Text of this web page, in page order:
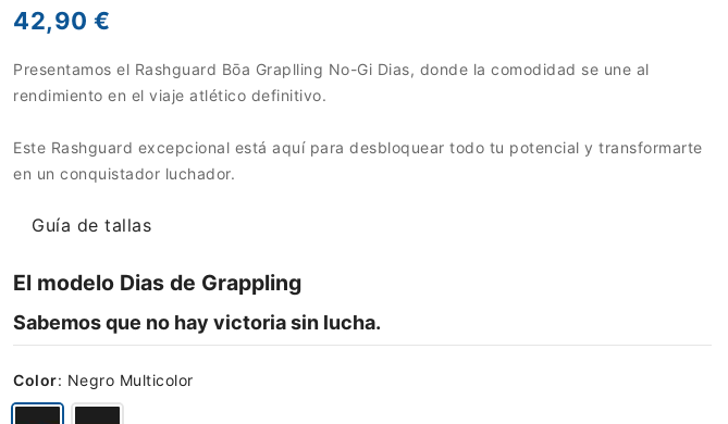
42,90 €
Presentamos el Rashguard Bōa Graplling No-Gi Dias, donde la comodidad se une al
rendimiento en el viaje atlético definitivo.
Este Rashguard excepcional está aquí para desbloquear todo tu potencial y transformarte
en un conquistador luchador.
Guía de tallas
El modelo Dias de Grappling
Sabemos que no hay victoria sin lucha.
Color: Negro Multicolor